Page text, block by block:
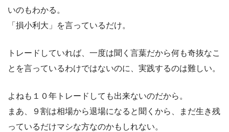
いのもわかる。
「損小利大」を言っているだけ。
トレードしていれば、一度は聞く言葉だから何も奇抜なこ
とを言っているわけではないのに、実践するのは難しい。
よねも１０年トレードしても出来ないのだから。
まあ、９割は相場から退場になると聞くから、まだ生き残
っているだけマシな方なのかもしれない。